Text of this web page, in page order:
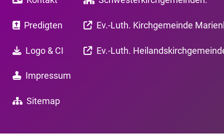
Predigten
Logo & CI
Impressum
Sitemap
Ev.-Luth. Kirchgemeinde
Ev.-Luth.